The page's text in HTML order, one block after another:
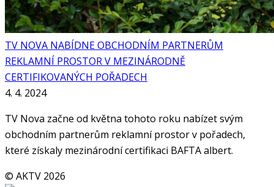
TV NOVA NABÍDNE OBCHODNÍM PARTNERŮM
REKLAMNÍ PROSTOR V MEZINÁRODNĚ
CERTIFIKOVANÝCH POŘADECH
4. 4. 2024
TV Nova začne od května tohoto roku nabízet svým
obchodním partnerům reklamní prostor v pořadech,
které získaly mezinárodní certifikaci BAFTA albert.
© AKTV 2026